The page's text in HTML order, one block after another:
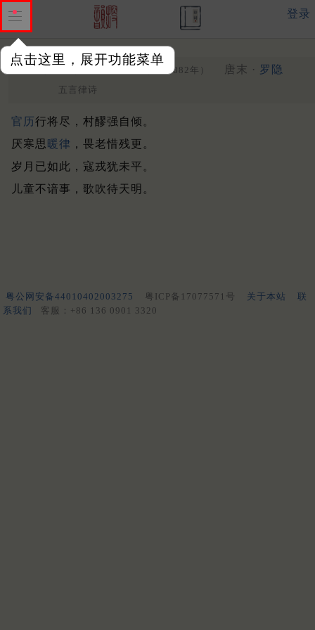
点击这里，展开功能菜单
登录
岁除夜 （882年） 唐末 · 罗隐
五言律诗
官历行将尽，村醪强自倾。
厌寒思 暖律 ，畏老惜残更。
岁月已如此，寇戎犹未平。
儿童不谙事，歌吹待天明。
粤公网安备44010402003275 粤ICP备17077571号 关于本站
联
系我们
客服：+86 136 0901 3320